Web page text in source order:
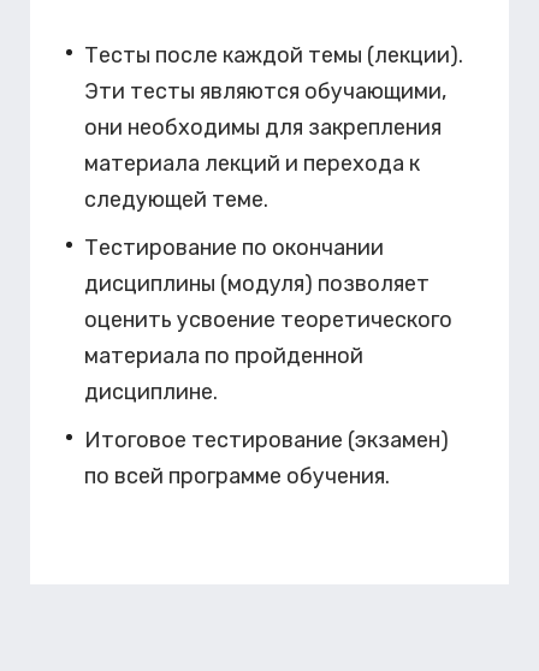
Тесты после каждой темы (лекции).
Эти тесты являются обучающими,
они необходимы для закрепления
материала лекций и перехода к
следующей теме.
Тестирование по окончании
дисциплины (модуля) позволяет
оценить усвоение теоретического
материала по пройденной
дисциплине.
Итоговое тестирование (экзамен)
по всей программе обучения.